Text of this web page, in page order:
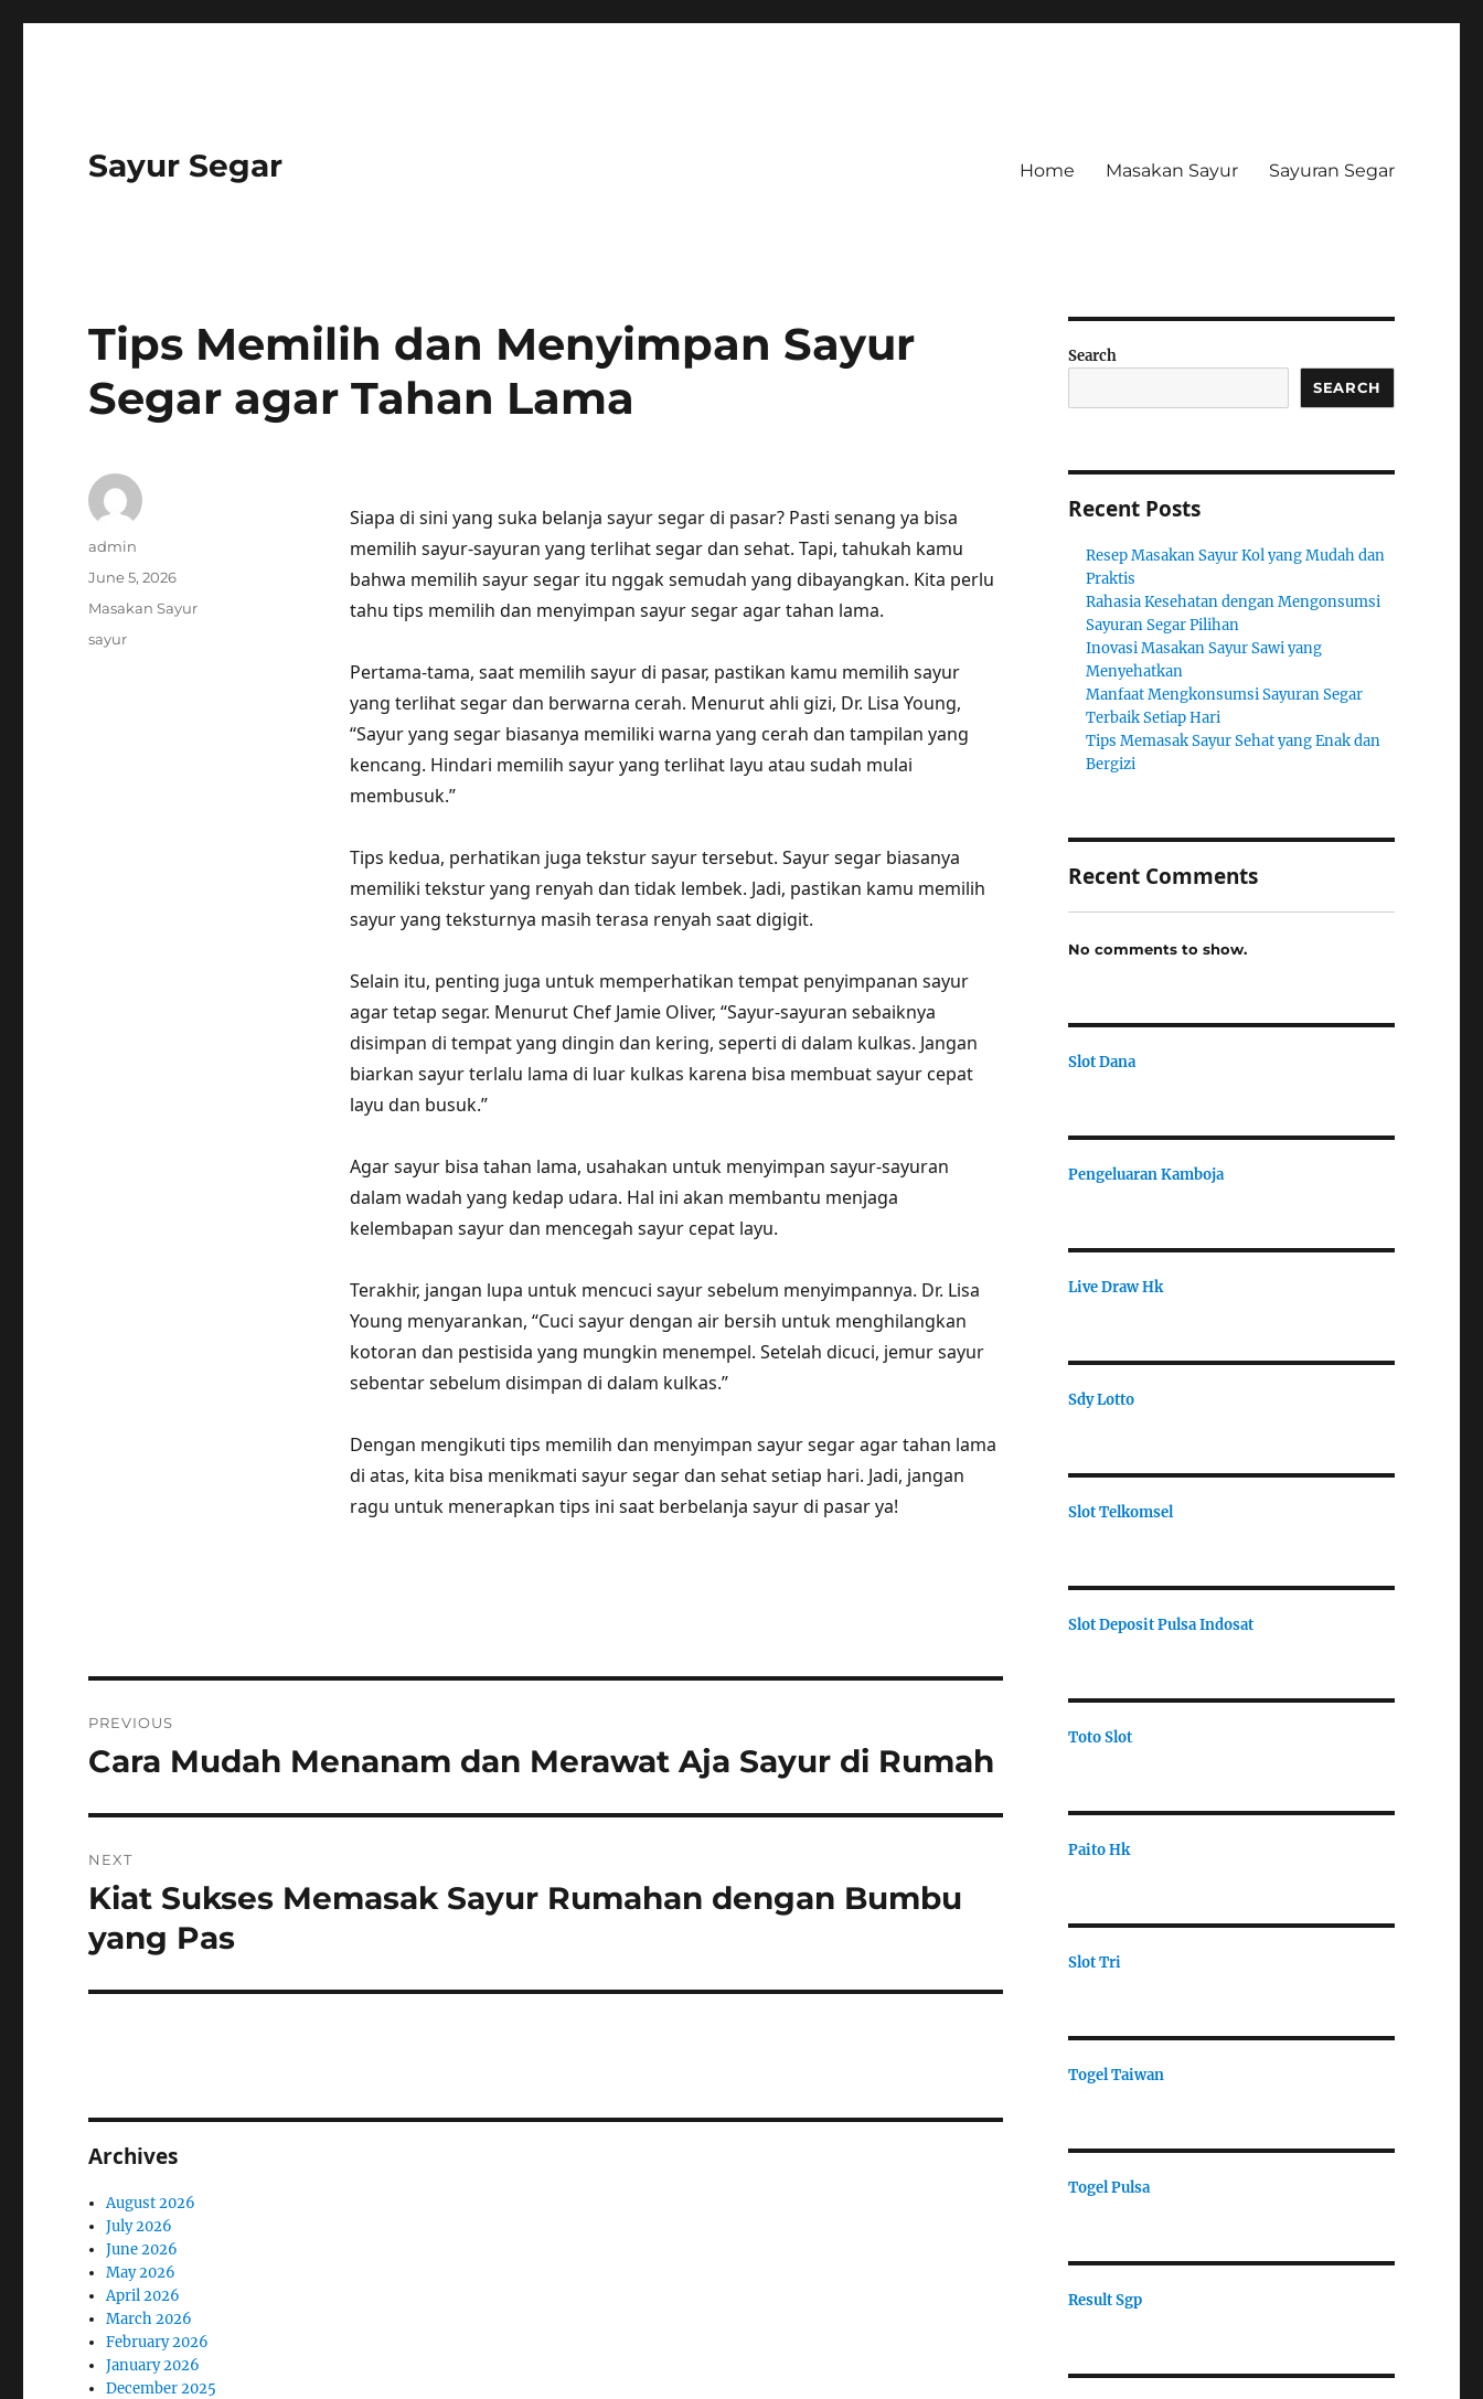
Sayur Segar Home Masakan Sayur Sayuran Segar
Tips Memilih dan Menyimpan Sayur
Segar agar Tahan Lama
Siapa di sini yang suka belanja sayur segar di pasar? Pasti senang ya bisa
memilih sayur-sayuran yang terlihat segar dan sehat. Tapi, tahukah kamu
bahwa memilih sayur segar itu nggak semudah yang dibayangkan. Kita perlu
tahu tips memilih dan menyimpan sayur segar agar tahan lama.
Pertama-tama, saat memilih sayur di pasar, pastikan kamu memilih sayur
yang terlihat segar dan berwarna cerah. Menurut ahli gizi, Dr. Lisa Young,
“Sayur yang segar biasanya memiliki warna yang cerah dan tampilan yang
kencang. Hindari memilih sayur yang terlihat layu atau sudah mulai
membusuk.”
Tips kedua, perhatikan juga tekstur sayur tersebut. Sayur segar biasanya
memiliki tekstur yang renyah dan tidak lembek. Jadi, pastikan kamu memilih
sayur yang teksturnya masih terasa renyah saat digigit.
Selain itu, penting juga untuk memperhatikan tempat penyimpanan sayur
agar tetap segar. Menurut Chef Jamie Oliver, “Sayur-sayuran sebaiknya
disimpan di tempat yang dingin dan kering, seperti di dalam kulkas. Jangan
biarkan sayur terlalu lama di luar kulkas karena bisa membuat sayur cepat
layu dan busuk.”
Agar sayur bisa tahan lama, usahakan untuk menyimpan sayur-sayuran
dalam wadah yang kedap udara. Hal ini akan membantu menjaga
kelembapan sayur dan mencegah sayur cepat layu.
Terakhir, jangan lupa untuk mencuci sayur sebelum menyimpannya. Dr. Lisa
Young menyarankan, “Cuci sayur dengan air bersih untuk menghilangkan
kotoran dan pestisida yang mungkin menempel. Setelah dicuci, jemur sayur
sebentar sebelum disimpan di dalam kulkas.”
Dengan mengikuti tips memilih dan menyimpan sayur segar agar tahan lama
di atas, kita bisa menikmati sayur segar dan sehat setiap hari. Jadi, jangan
ragu untuk menerapkan tips ini saat berbelanja sayur di pasar ya!
Author
admin
Posted
June 5, 2026
Categories
Masakan Sayur
Tags
sayur
navigation
PREVIOUS
Previous
Cara Mudah Menanam dan Merawat Aja Sayur di Rumah
NEXT
Next
Kiat Sukses Memasak Sayur Rumahan dengan Bumbu
yang Pas
Archives
August 2026
July 2026
June 2026
May 2026
April 2026
March 2026
February 2026
January 2026
December 2025
Search
SEARCH
Recent Posts
Resep Masakan Sayur Kol yang Mudah dan
Praktis
Rahasia Kesehatan dengan Mengonsumsi
Sayuran Segar Pilihan
Inovasi Masakan Sayur Sawi yang
Menyehatkan
Manfaat Mengkonsumsi Sayuran Segar
Terbaik Setiap Hari
Tips Memasak Sayur Sehat yang Enak dan
Bergizi
Recent Comments
No comments to show.
Slot Dana
Pengeluaran Kamboja
Live Draw Hk
Sdy Lotto
Slot Telkomsel
Slot Deposit Pulsa Indosat
Toto Slot
Paito Hk
Slot Tri
Togel Taiwan
Togel Pulsa
Result Sgp